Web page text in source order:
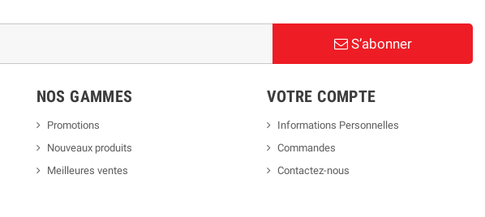
S’abonner
NOS GAMMES
Promotions
Nouveaux produits
Meilleures ventes
VOTRE COMPTE
Informations Personnelles
Commandes
Contactez-nous